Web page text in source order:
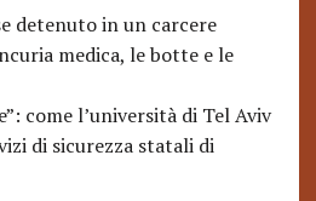
detenuto in un carcere
medica, le botte e le
come l’università di Tel Aviv
di sicurezza statali di